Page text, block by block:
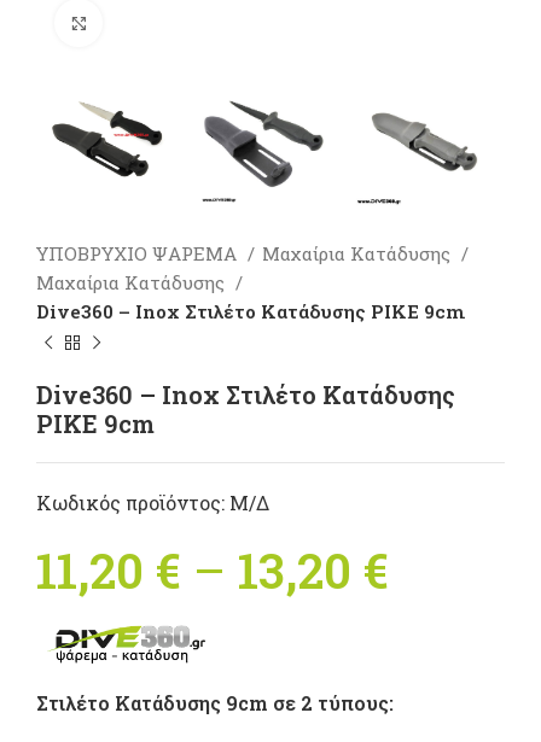
ΥΠΟΒΡΥΧΙΟ ΨΑΡΕΜΑ
Μαχαίρια Κατάδυσης
Μαχαίρια Κατάδυσης
Dive360 – Inox Στιλέτο Κατάδυσης PIKE 9cm
Dive360 – Inox Στιλέτο Κατάδυσης
PIKE 9cm
Κωδικός προϊόντος: Μ/Δ
11,20 € – 13,20 €
11,20 €
Στιλέτο Κατάδυσης 9cm σε 2 τύπους: